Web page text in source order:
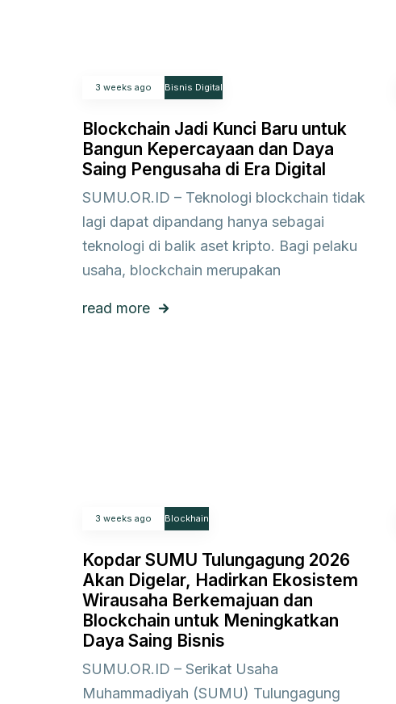
3 weeks ago Bisnis Digital
Blockchain Jadi Kunci Baru untuk
Bangun Kepercayaan dan Daya
Saing Pengusaha di Era Digital
SUMU.OR.ID – Teknologi blockchain tidak
lagi dapat dipandang hanya sebagai
teknologi di balik aset kripto. Bagi pelaku
usaha, blockchain merupakan
read more
3 weeks ago Blockhain
Kopdar SUMU Tulungagung 2026
Akan Digelar, Hadirkan Ekosistem
Wirausaha Berkemajuan dan
Blockchain untuk Meningkatkan
Daya Saing Bisnis
SUMU.OR.ID – Serikat Usaha
Muhammadiyah (SUMU) Tulungagung